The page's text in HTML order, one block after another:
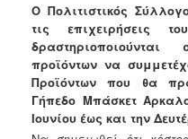
Σχολικές
Επιτροπές
Αγροτική
Ανάπτυξη
Ανακοινώσεις
Προγράμματα
Ο Πολιτιστικός
τις επιχειρήσεις
προϊόντων να
Προϊόντων που θα
Γήπεδο Μπάσκετ
Ιουνίου έως και την